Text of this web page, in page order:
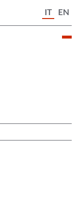
IT EN